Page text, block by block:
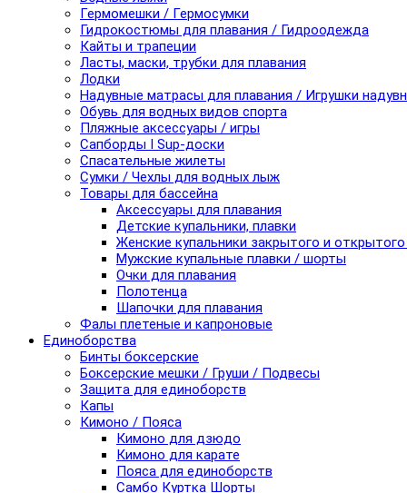
Гермомешки / Гермосумки
Гидрокостюмы для плавания / Гидроодежда
Кайты и трапеции
Ласты, маски, трубки для плавания
Лодки
Надувные матрасы для плавания / Игрушки
Обувь для водных видов спорта
Пляжные аксессуары / игры
Сапборды I Sup-доски
Спасательные жилеты
Сумки / Чехлы для водных лыж
Товары для бассейна
Аксессуары для плавания
Детские купальники, плавки
Женские купальники закрытого и
Мужские купальные плавки / шорты
Очки для плавания
Полотенца
Шапочки для плавания
Фалы плетеные и капроновые
Единоборства
Бинты боксерские
Боксерские мешки / Груши / Подвесы
Защита для единоборств
Капы
Кимоно / Пояса
Кимоно для дзюдо
Кимоно для карате
Пояса для единоборств
Самбо Куртка Шорты